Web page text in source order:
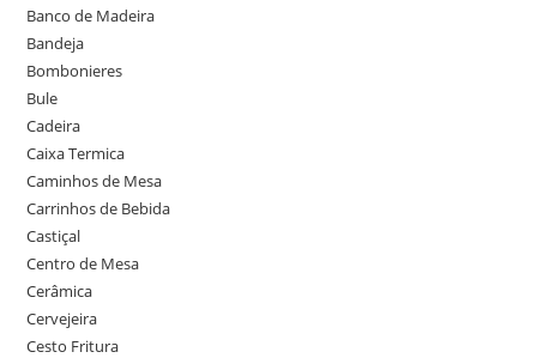
Banco de Madeira
Bandeja
Bombonieres
Bule
Cadeira
Caixa Termica
Caminhos de Mesa
Carrinhos de Bebida
Castiçal
Centro de Mesa
Cerâmica
Cervejeira
Cesto Fritura